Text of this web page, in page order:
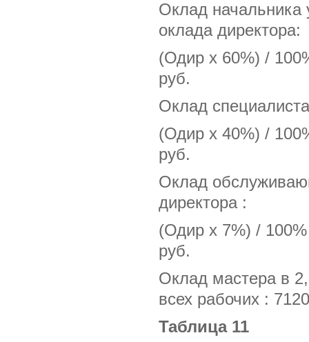
Оклад начальника
оклада директора:
(Одир х 60%) /
руб.
Оклад
(Одир х 40%) /
руб.
Оклад
директора :
(Одир х 7%) /
руб.
Оклад мастера в
всех рабочих :
Таблица 11